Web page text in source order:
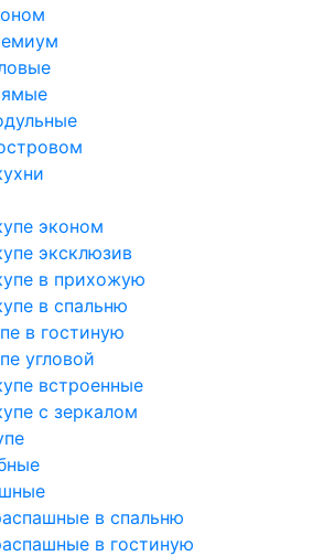
эконом
эксклюзив
в прихожую
в спальню
в гостиную
угловой
встроенные
с зеркалом
в спальню
в гостиную